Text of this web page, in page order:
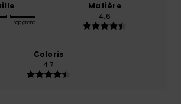
Trop grand
Matière
4.6
Coloris
4.7